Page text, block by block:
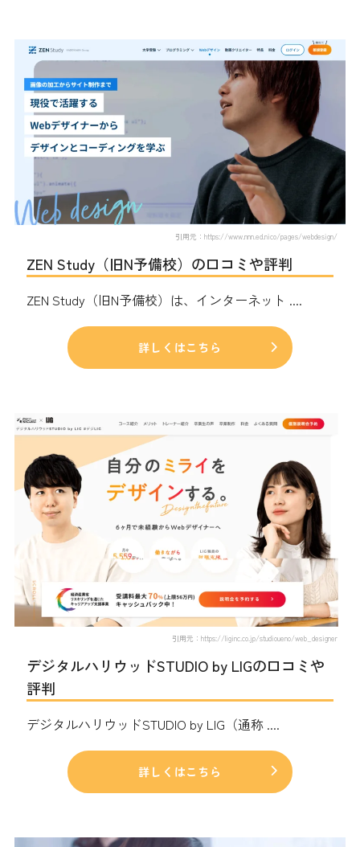
引用元：https://www.nnn.ed.nico/pages/webdesign/
ZEN Study（旧N予備校）の口コミや評判
ZEN Study（旧N予備校）は、インターネット ....
詳しくはこちら
引用元：https://liginc.co.jp/studioueno/web_designer
デジタルハリウッドSTUDIO by LIGの口コミや
評判
デジタルハリウッドSTUDIO by LIG（通称 ....
詳しくはこちら